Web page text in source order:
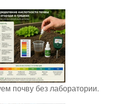
почву без лаборатории.